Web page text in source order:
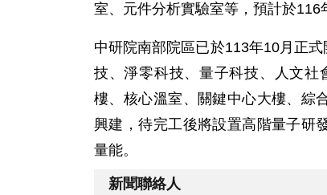
室、元件分析實驗室等，預計於116
中研院南部院區已於113年10月正
技、淨零科技、量子科技、人文
樓、核心溫室、關鍵中心大樓、綜
興建，待完工後將設置高階量子研
量能。
新聞聯絡人